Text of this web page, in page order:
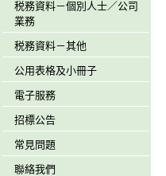
税務資料－個別人士／公司
業務
税務資料－其他
公用表格及小冊子
電子服務
招標公告
常見問題
聯絡我們